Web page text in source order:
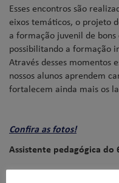
Esses encontros são
eixos temáticos, o projeto
a formação juvenil de bons
possibilitando a formação
Através desses momentos
nossos alunos aprendem
fortalecem ainda mais os
Confira as fotos!
Assistente pedagógica